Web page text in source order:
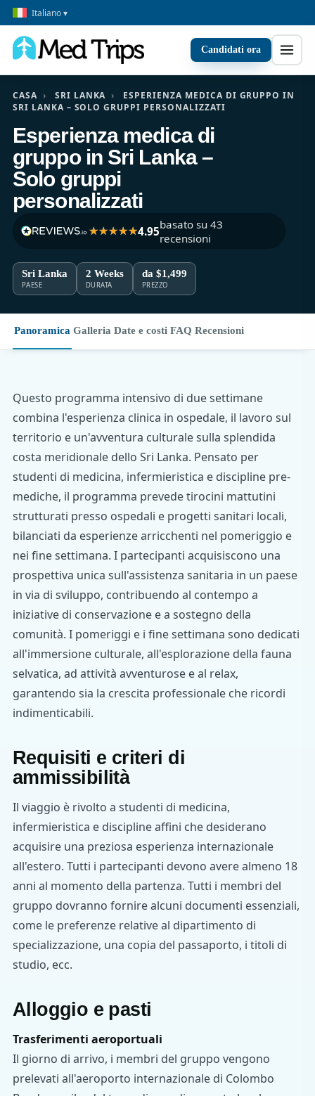
Italiano ▾
Candidati ora
CASA › SRI LANKA ›
ESPERIENZA MEDICA DI GRUPPO IN
SRI LANKA – SOLO GRUPPI PERSONALIZZATI
Esperienza medica di
gruppo in Sri Lanka –
Solo gruppi
personalizzati
4.95basato su 43
recensioni
Sri Lanka
PAESE
2 Weeks
DURATA
da $1,499
PREZZO
Panoramica Galleria Date e costi FAQ Recensioni
Questo programma intensivo di due settimane
combina l'esperienza clinica in ospedale, il lavoro sul
territorio e un'avventura culturale sulla splendida
costa meridionale dello Sri Lanka. Pensato per
studenti di medicina, infermieristica e discipline pre-
mediche, il programma prevede tirocini mattutini
strutturati presso ospedali e progetti sanitari locali,
bilanciati da esperienze arricchenti nel pomeriggio e
nei fine settimana. I partecipanti acquisiscono una
prospettiva unica sull'assistenza sanitaria in un paese
in via di sviluppo, contribuendo al contempo a
iniziative di conservazione e a sostegno della
comunità. I pomeriggi e i fine settimana sono dedicati
all'immersione culturale, all'esplorazione della fauna
selvatica, ad attività avventurose e al relax,
garantendo sia la crescita professionale che ricordi
indimenticabili.
Requisiti e criteri di
ammissibilità
Il viaggio è rivolto a studenti di medicina,
infermieristica e discipline affini che desiderano
acquisire una preziosa esperienza internazionale
all'estero. Tutti i partecipanti devono avere almeno 18
anni al momento della partenza. Tutti i membri del
gruppo dovranno fornire alcuni documenti essenziali,
come le preferenze relative al dipartimento di
specializzazione, una copia del passaporto, i titoli di
studio, ecc.
Alloggio e pasti
Trasferimenti aeroportuali
Il giorno di arrivo, i membri del gruppo vengono
prelevati all'aeroporto internazionale di Colombo